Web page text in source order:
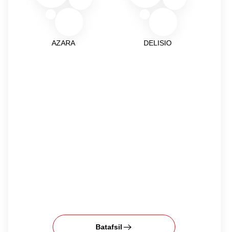
AZARA DELISIO
Batafsil